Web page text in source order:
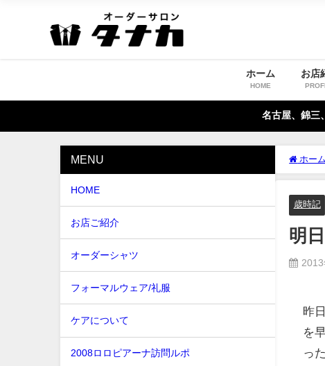
ホーム
HOME
お店
名古屋、錦三
ホーム
歳時記
明
2013
昨
を
っ
MENU
HOME
お店ご紹介
オーダーシャツ
フォーマルウェア/礼服
ケアについて
2008ロロピアーナ訪問ルポ